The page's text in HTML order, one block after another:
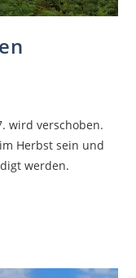
wird verschoben.
Herbst sein und
werden.